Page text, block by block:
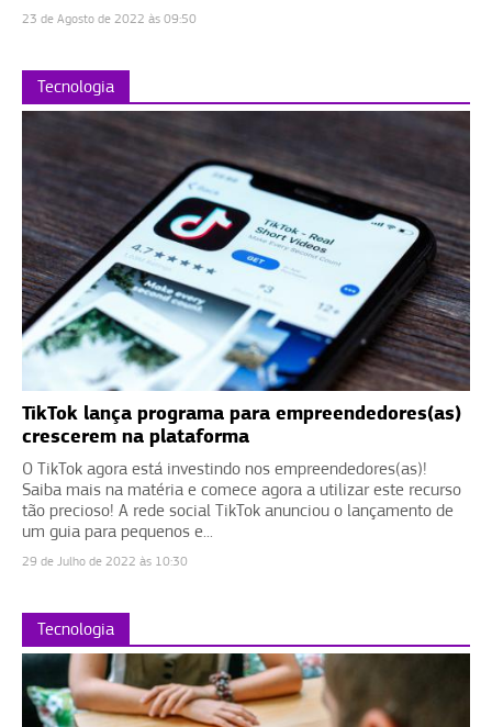
23 de Agosto de 2022 às 09:50
Tecnologia
TikTok lança programa para empreendedores(as)
crescerem na plataforma
O TikTok agora está investindo nos empreendedores(as)!
Saiba mais na matéria e comece agora a utilizar este recurso
tão precioso! A rede social TikTok anunciou o lançamento de
um guia para pequenos e...
29 de Julho de 2022 às 10:30
Tecnologia